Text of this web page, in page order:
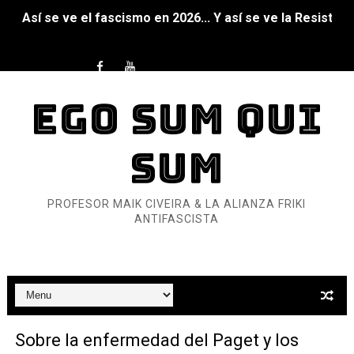
Así se ve el fascismo en 2026... Y así se ve la
Dioses y Monstruos: Guillermo (DOS)
Dioses y Monstruos: Guillermo (UNO)
Carlos Manzo y el narcogobierno asesino
25 grandes películas de terror del siglo XXI
Devoraos los unos a los otros
EGO SUM QUI
SUM
PROFESOR MAIK CIVEIRA & LA ALIANZA FRIKI
ANTIFASCISTA
Sobre la enfermedad del Paget y los